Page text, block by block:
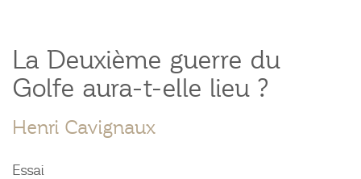
La Deuxième guerre du
Golfe aura-t-elle lieu ?
Henri Cavignaux
Essai